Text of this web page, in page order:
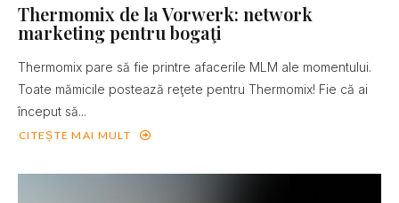
Thermomix de la Vorwerk: network
marketing pentru bogaţi
Thermomix pare să fie printre afacerile MLM ale momentului.
Toate mămicile postează reţete pentru Thermomix! Fie că ai
început să...
CITEȘTE MAI MULT